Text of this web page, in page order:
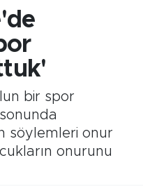
bir spor
söylemleri onur
onurunu
ve Fikstür